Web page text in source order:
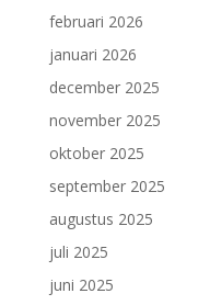
februari 2026
januari 2026
december 2025
november 2025
oktober 2025
september 2025
augustus 2025
juli 2025
juni 2025